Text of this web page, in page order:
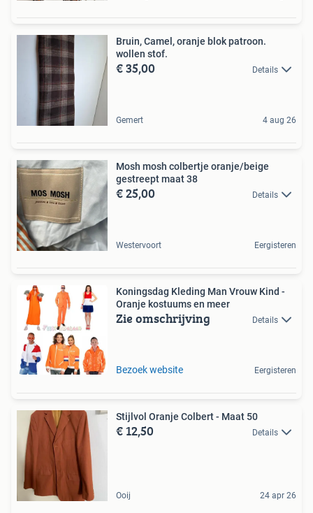
Bruin, Camel, oranje blok patroon.
wollen stof.
€ 35,00 Details
Gemert 4 aug 26
Mosh mosh colbertje oranje/beige
gestreept maat 38
€ 25,00 Details
Westervoort Eergisteren
Koningsdag Kleding Man Vrouw Kind -
Oranje kostuums en meer
Zie omschrijving Details
Bezoek website Eergisteren
Stijlvol Oranje Colbert - Maat 50
€ 12,50 Details
Ooij 24 apr 26